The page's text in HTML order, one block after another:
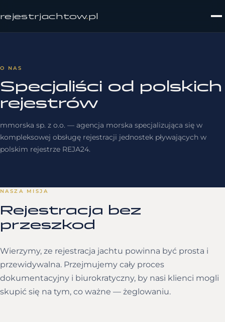
rejestrjachtow.pl
O NAS
Specjaliści od polskich
rejestrów
mmorska sp. z o.o. — agencja morska specjalizująca się w
kompleksowej obsługę rejestracji jednostek pływających w
polskim rejestrze REJA24.
NASZA MISJA
Rejestracja bez
przeszkod
Wierzymy, ze rejestracja jachtu powinna być prosta i
przewidywalna. Przejmujemy cały proces
dokumentacyjny i biurokratyczny, by nasi klienci mogli
skupić się na tym, co ważne — żeglowaniu.